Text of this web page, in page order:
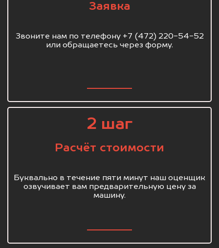
Заявка
Звоните нам по телефону +7 (472) 220-54-52
или обращаетесь через форму.
2 шаг
Расчёт стоимости
Буквально в течение пяти минут наш оценщик
озвучивает вам предварительную цену за
машину.